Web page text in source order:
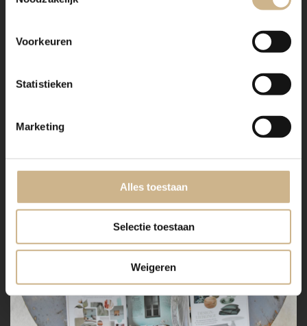
Voorkeuren
Statistieken
Marketing
Alles toestaan
Selectie toestaan
Weigeren
Vitrinekast Isa
Lees Verder